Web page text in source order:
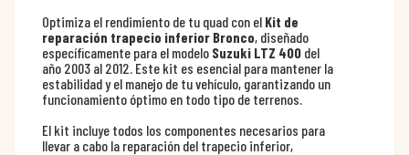
Optimiza el rendimiento de tu quad con el Kit de
reparación trapecio inferior Bronco, diseñado
específicamente para el modelo Suzuki LTZ 400 del
año 2003 al 2012. Este kit es esencial para mantener la
estabilidad y el manejo de tu vehículo, garantizando un
funcionamiento óptimo en todo tipo de terrenos.
El kit incluye todos los componentes necesarios para
llevar a cabo la reparación del trapecio inferior,